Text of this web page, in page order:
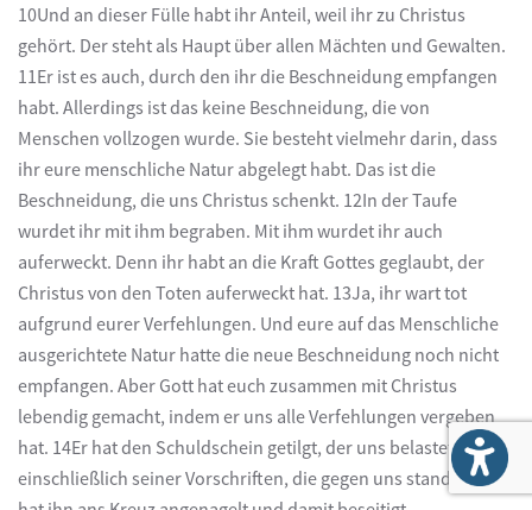
10Und an dieser Fülle habt ihr Anteil, weil ihr zu Christus
gehört. Der steht als Haupt über allen Mächten und Gewalten.
11Er ist es auch, durch den ihr die Beschneidung empfangen
habt. Allerdings ist das keine Beschneidung, die von
Menschen vollzogen wurde. Sie besteht vielmehr darin, dass
ihr eure menschliche Natur abgelegt habt. Das ist die
Beschneidung, die uns Christus schenkt. 12In der Taufe
wurdet ihr mit ihm begraben. Mit ihm wurdet ihr auch
auferweckt. Denn ihr habt an die Kraft Gottes geglaubt, der
Christus von den Toten auferweckt hat. 13Ja, ihr wart tot
aufgrund eurer Verfehlungen. Und eure auf das Menschliche
ausgerichtete Natur hatte die neue Beschneidung noch nicht
empfangen. Aber Gott hat euch zusammen mit Christus
lebendig gemacht, indem er uns alle Verfehlungen vergeben
hat. 14Er hat den Schuldschein getilgt, der uns belastete –
einschließlich seiner Vorschriften, die gegen uns standen. Er